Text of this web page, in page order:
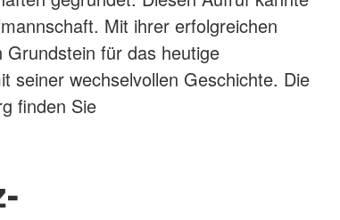
Mit ihrer erfolgreichen
für das heutige
seiner wechselvollen Geschichte. Die
finden Sie